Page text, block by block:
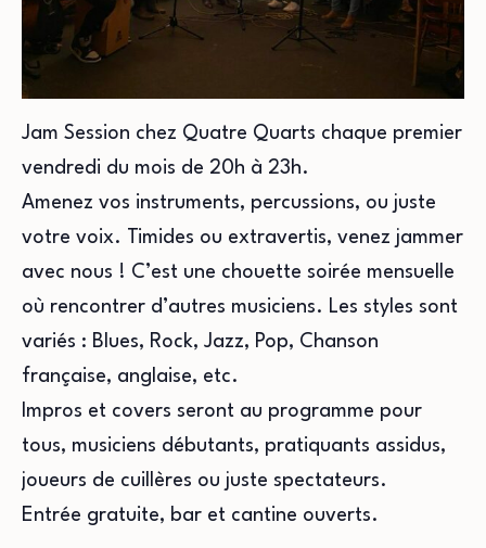
Jam Session chez Quatre Quarts chaque premier
vendredi du mois de 20h à 23h.
Amenez vos instruments, percussions, ou juste
votre voix. Timides ou extravertis, venez jammer
avec nous ! C’est une chouette soirée mensuelle
où rencontrer d’autres musiciens. Les styles sont
variés : Blues, Rock, Jazz, Pop, Chanson
française, anglaise, etc.
Impros et covers seront au programme pour
tous, musiciens débutants, pratiquants assidus,
joueurs de cuillères ou juste spectateurs.
Entrée gratuite, bar et cantine ouverts.